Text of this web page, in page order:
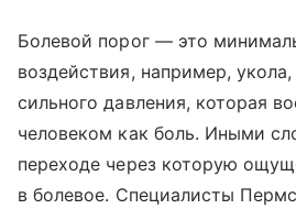
Болевой порог — это
воздействия, например,
сильного давления, которая
человеком как боль. Иными
переходе через которую
в болевое. Специалисты